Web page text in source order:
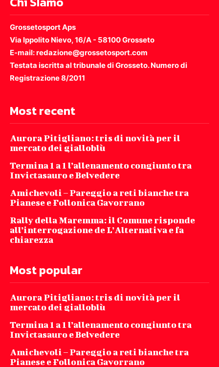
Grossetosport Aps
Via Ippolito Nievo, 16/A - 58100 Grosseto
E-mail: redazione@grossetosport.com
Testata iscritta al tribunale di Grosseto. Numero di
Registrazione 8/2011
Most recent
Aurora Pitigliano: tris di novità per il
mercato dei gialloblù
Termina 1 a 1 l’allenamento congiunto tra
Invictasauro e Belvedere
Amichevoli – Pareggio a reti bianche tra
Pianese e Follonica Gavorrano
Rally della Maremma: il Comune risponde
all’interrogazione de L’Alternativa e fa
chiarezza
Most popular
Aurora Pitigliano: tris di novità per il
mercato dei gialloblù
Termina 1 a 1 l’allenamento congiunto tra
Invictasauro e Belvedere
Amichevoli – Pareggio a reti bianche tra
Pianese e Follonica Gavorrano